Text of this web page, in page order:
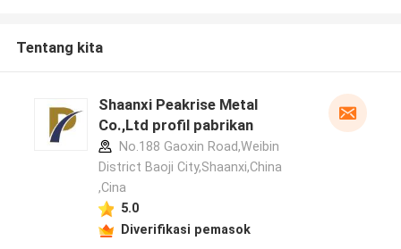
Tentang kita
Shaanxi Peakrise Metal
Co.,Ltd profil pabrikan
No.188 Gaoxin Road,Weibin
District Baoji City,Shaanxi,China
,Cina
5.0
Diverifikasi pemasok